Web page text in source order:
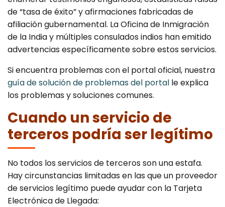
de “tasa de éxito” y afirmaciones fabricadas de
afiliación gubernamental. La Oficina de Inmigración
de la India y múltiples consulados indios han emitido
advertencias específicamente sobre estos servicios.
Si encuentra problemas con el portal oficial, nuestra
guía de solución de problemas del portal le explica
los problemas y soluciones comunes.
Cuando un servicio de
terceros podría ser legítimo
No todos los servicios de terceros son una estafa.
Hay circunstancias limitadas en las que un proveedor
de servicios legítimo puede ayudar con la Tarjeta
Electrónica de Llegada: